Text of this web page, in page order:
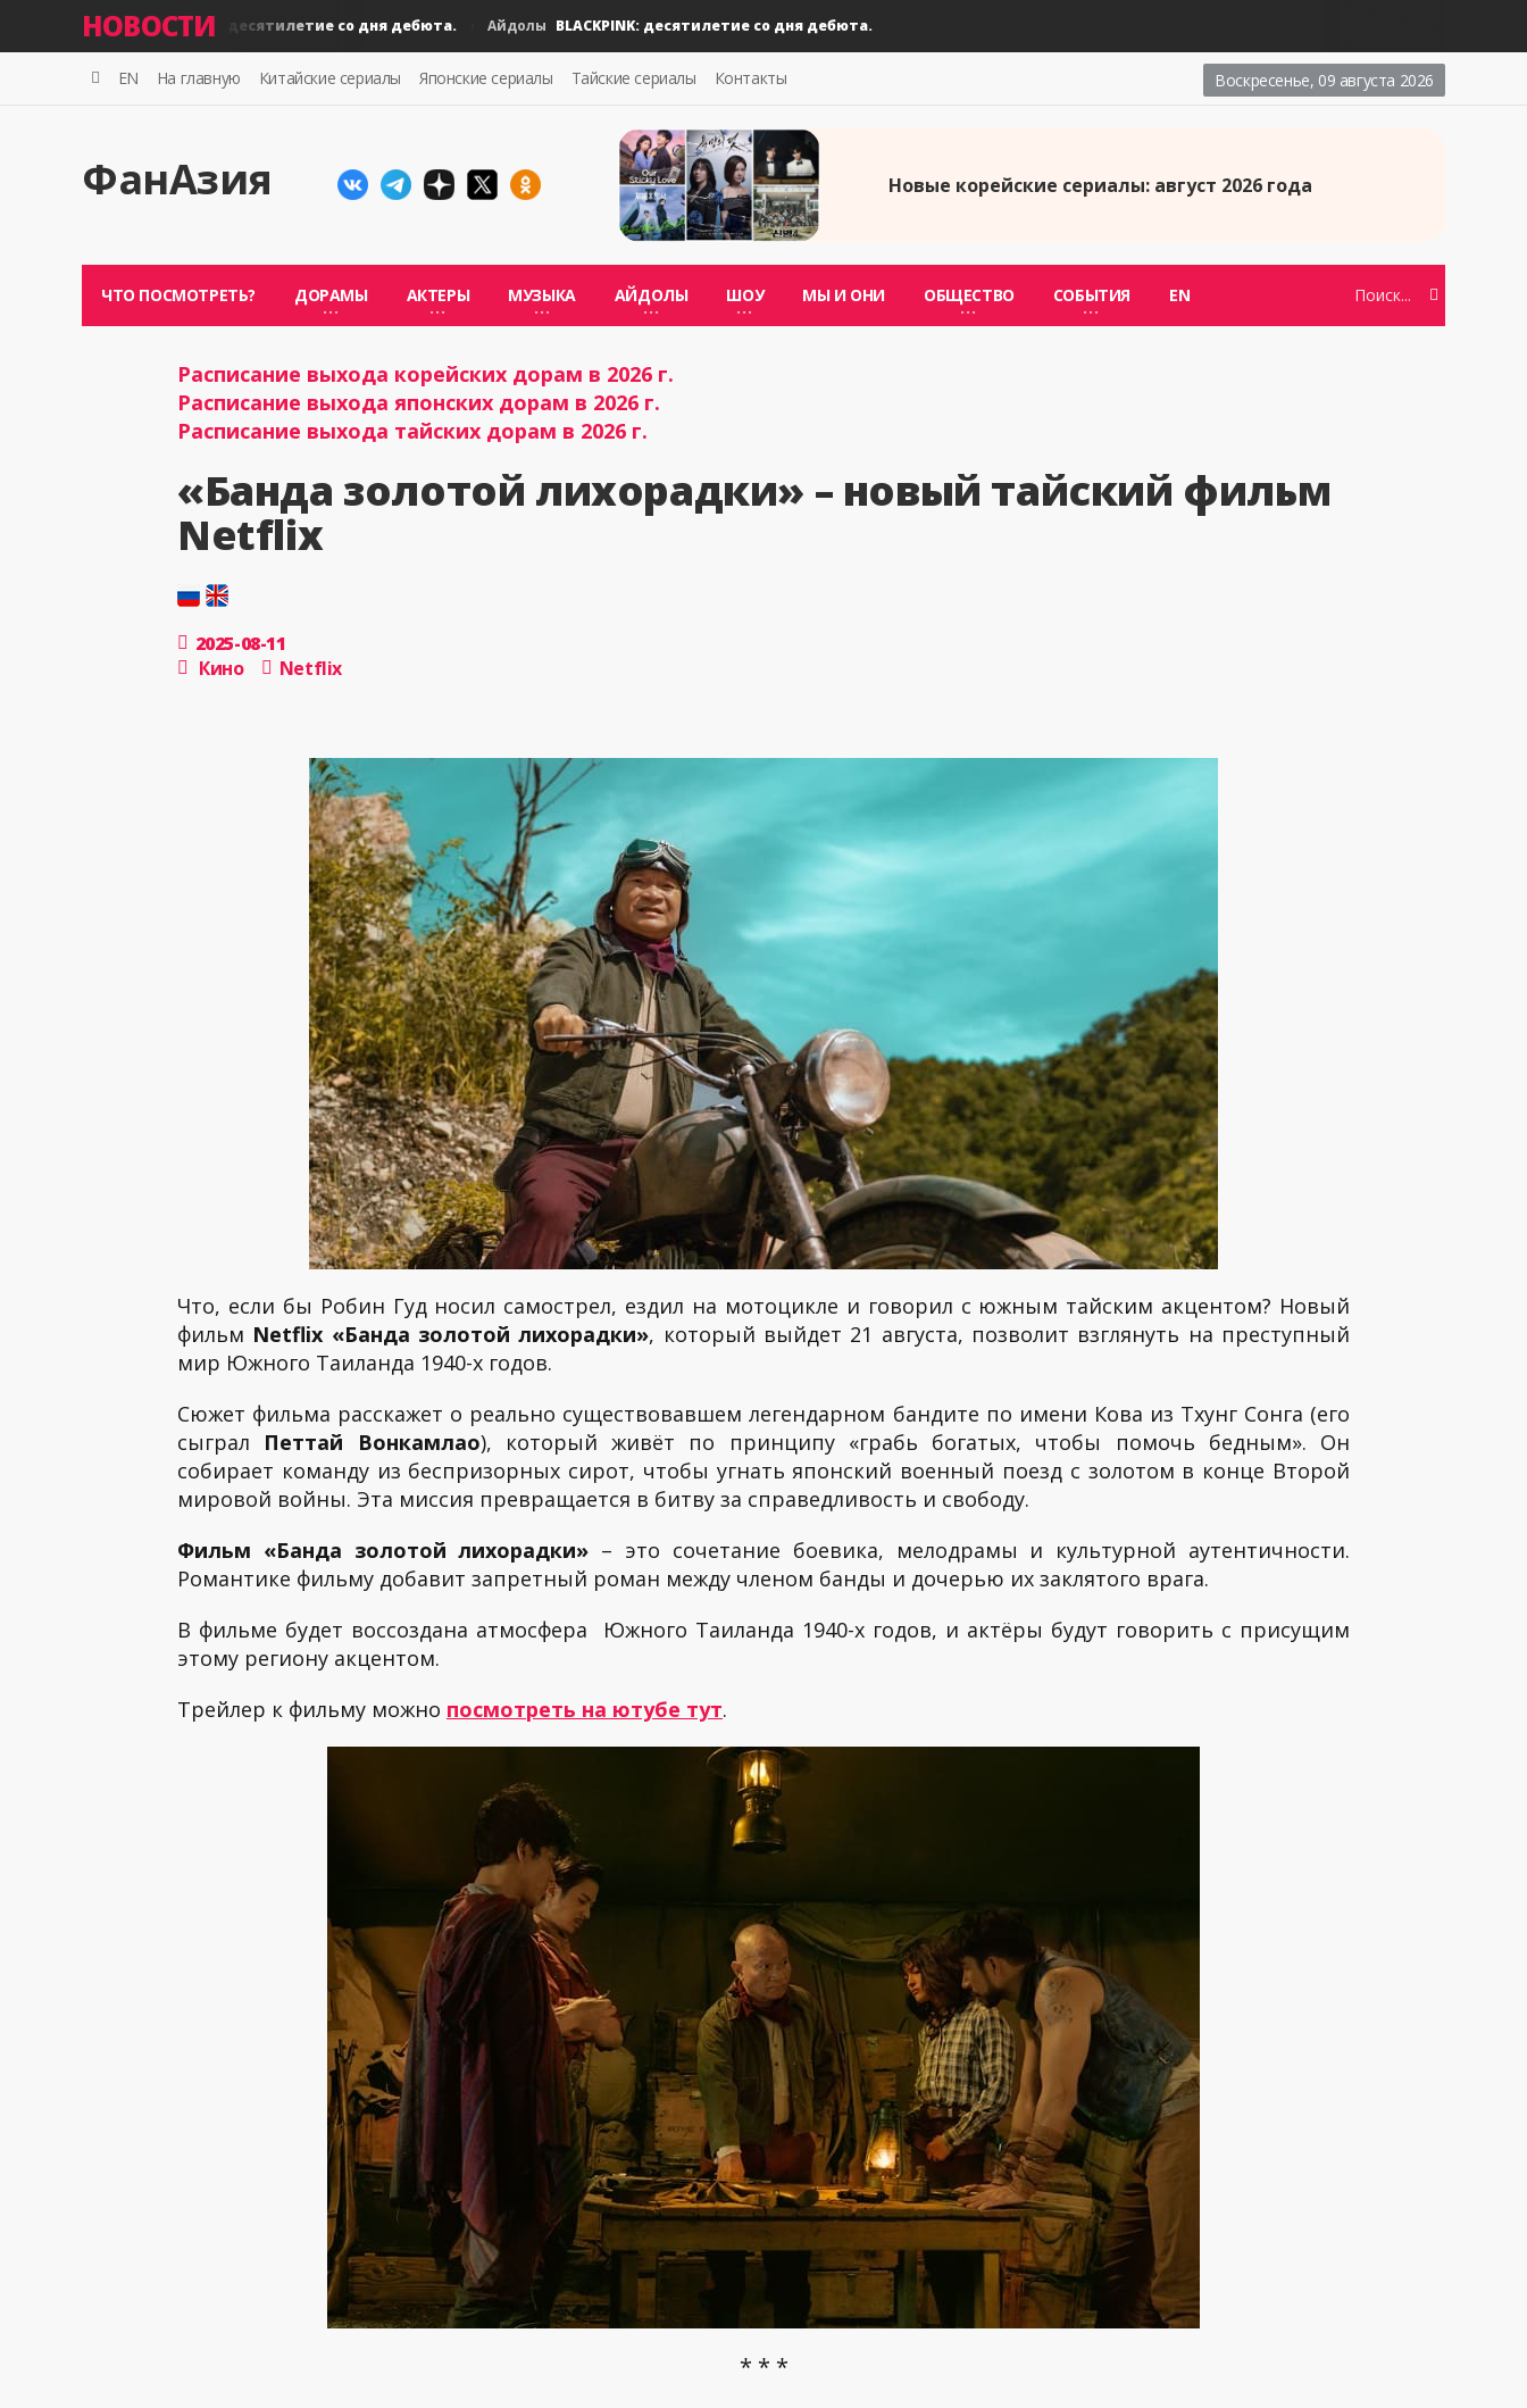
НОВОСТИ
Айдолы BLACKPINK: десятилетие со дня дебюта. Айдолы BLACKPINK: десятилетие со дня дебюта.
Воскресенье, 09 августа 2026
EN На главную Китайские сериалы Японские сериалы Тайские сериалы Контакты
ФанАзия Новые корейские сериалы: август 2026 года
ЧТО ПОСМОТРЕТЬ? ДОРАМЫ АКТЕРЫ МУЗЫКА АЙДОЛЫ ШОУ МЫ И ОНИ ОБЩЕСТВО СОБЫТИЯ EN
Расписание выхода корейских дорам в 2026 г.
Расписание выхода японских дорам в 2026 г.
Расписание выхода тайских дорам в 2026 г.
«Банда золотой лихорадки» – новый тайский фильм
Netflix
2025-08-11
Кино
Netflix
Что, если бы Робин Гуд носил самострел, ездил на мотоцикле и говорил с южным тайским акцентом? Новый
фильм Netflix «Банда золотой лихорадки», который выйдет 21 августа, позволит взглянуть на преступный
мир Южного Таиланда 1940-х годов.
Сюжет фильма расскажет о реально существовавшем легендарном бандите по имени Кова из Тхунг Сонга (его
сыграл Петтай Вонкамлао), который живёт по принципу «грабь богатых, чтобы помочь бедным». Он
собирает команду из беспризорных сирот, чтобы угнать японский военный поезд с золотом в конце Второй
мировой войны. Эта миссия превращается в битву за справедливость и свободу.
Фильм «Банда золотой лихорадки» – это сочетание боевика, мелодрамы и культурной аутентичности.
Романтике фильму добавит запретный роман между членом банды и дочерью их заклятого врага.
В фильме будет воссоздана атмосфера Южного Таиланда 1940-х годов, и актёры будут говорить с присущим
этому региону акцентом.
Трейлер к фильму можно посмотреть на ютубе тут.
* * *